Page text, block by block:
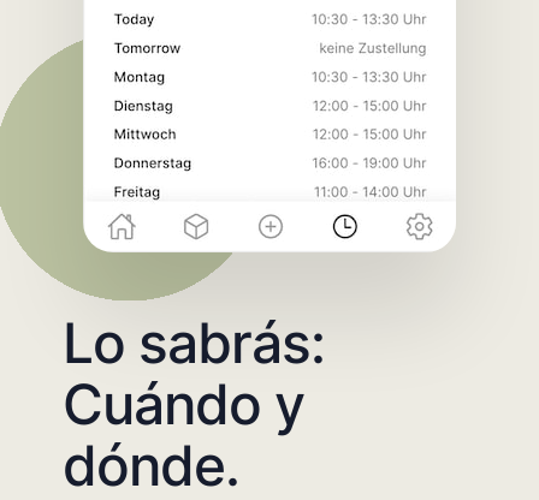
Lo sabrás:
Cuándo y
dónde.